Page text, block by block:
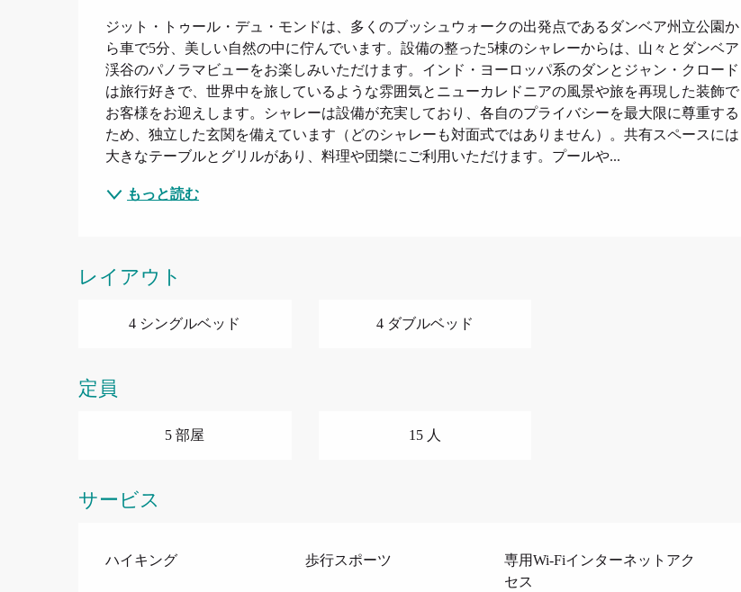
ジット・トゥール・デュ・モンドは、多くのブッシュウォークの出発点であるダンベア州立公園か
ら車で5分、美しい自然の中に佇んでいます。設備の整った5棟のシャレーからは、山々とダンベア
渓谷のパノラマビューをお楽しみいただけます。インド・ヨーロッパ系のダンとジャン・クロード
は旅行好きで、世界中を旅しているような雰囲気とニューカレドニアの風景や旅を再現した装飾で
お客様をお迎えします。シャレーは設備が充実しており、各自のプライバシーを最大限に尊重する
ため、独立した玄関を備えています（どのシャレーも対面式ではありません）。共有スペースには
大きなテーブルとグリルがあり、料理や団欒にご利用いただけます。プールや...
もっと読む
レイアウト
4 シングルベッド 4 ダブルベッド
定員
5 部屋 15 人
サービス
ハイキング 歩行スポーツ
専用Wi-Fiインターネットアク
セス